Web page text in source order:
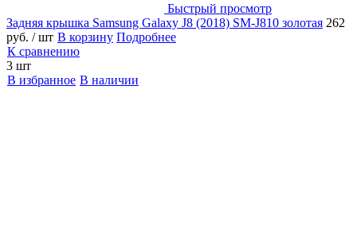
Быстрый просмотр
Задняя крышка Samsung Galaxy J8 (2018) SM-J810 золотая 262
руб. / шт В корзину Подробнее
К сравнению
3 шт
В избранное В наличии